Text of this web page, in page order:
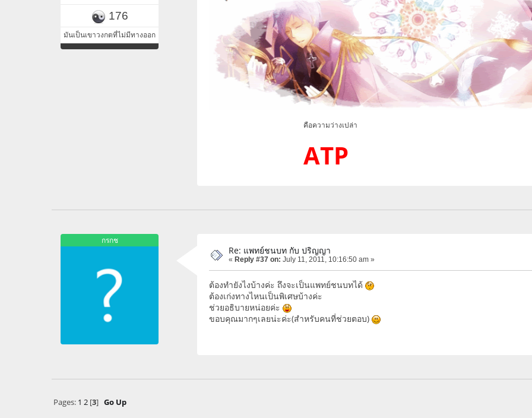
176
มันเป็นเขาวงกตที่ไม่มีทางออก
คือความว่างเปล่า
ATP
กรกช
Re: แพทย์ชนบท กับ ปริญญา
« Reply #37 on: July 11, 2011, 10:16:50 am »
ต้องทำยังไงบ้างค่ะ ถึงจะเป็นแพทย์ชนบทได้
ต้องเก่งทางไหนเป็นพิเศษบ้างค่ะ
ช่วยอธิบายหน่อยค่ะ
ขอบคุณมากๆเลยน่ะค่ะ(สำหรับคนที่ช่วยตอบ)
Pages: 1 2[3] Go Up